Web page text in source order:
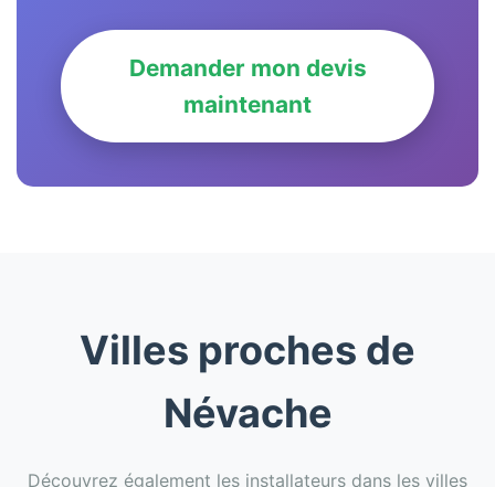
Demander mon devis
maintenant
Villes proches de
Névache
Découvrez également les installateurs dans les villes